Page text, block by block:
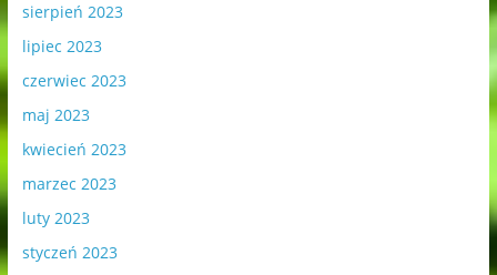
sierpień 2023
lipiec 2023
czerwiec 2023
maj 2023
kwiecień 2023
marzec 2023
luty 2023
styczeń 2023